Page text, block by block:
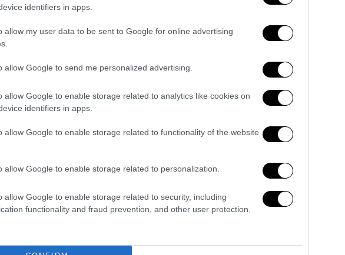
identifiers in apps.
allow my user data to be sent to Google for online advertising
allow Google to send me personalized advertising.
allow Google to enable storage related to analytics like cookies on
identifiers in apps.
allow Google to enable storage related to functionality of the website
allow Google to enable storage related to personalization.
allow Google to enable storage related to security, including
functionality and fraud prevention, and other user protection.
των κρατών (της Ρωσίας και των ΗΠΑ)
ότι έχουν πάντα τη δυνατότητα
«τηλεφωνικά ή με άλλον τρόπο».
το μεσημέρι της συνάντησης του
βράδυ της Κυριακής προς Δευτέρα ότι
της αρχής να πραγματοποιηθεί μια
ότι οι συνομιλίες αυτές, οι οποίες
για να συμμετάσχουν «όλες οι
κρίση, με την προϋπόθεση ότι η
της ΡωσίαςΣεργκέι Λαβρόφ και των